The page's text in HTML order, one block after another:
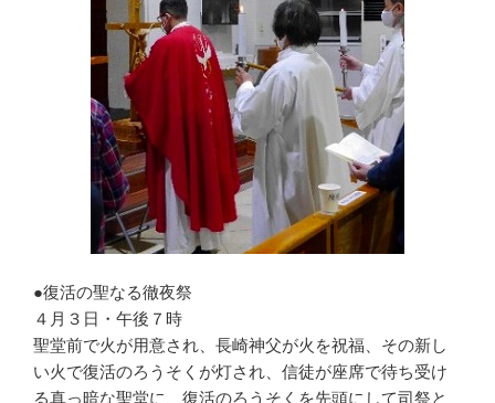
●復活の聖なる徹夜祭
４月３日・午後７時
聖堂前で火が用意され、長崎神父が火を祝福、その新し
い火で復活のろうそくが灯され、信徒が座席で待ち受け
る真っ暗な聖堂に、復活のろうそくを先頭にして司祭と